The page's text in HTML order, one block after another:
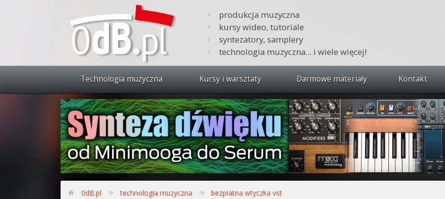
produkcja muzyczna
kursy wideo, tutoriale
syntezatory, samplery
technologia muzyczna... i wiele więcej!
Technologia muzyczna Kursy i warsztaty
Zobacz wszystkie kursy i warsztaty
Synteza dźwięku 🔥
Produkcja muzyczna w praktyce
Bitwig Studio od podstaw
Darmowe materiały Kontakt
0dB.pl technologia muzyczna bezpłatna wtyczka vst